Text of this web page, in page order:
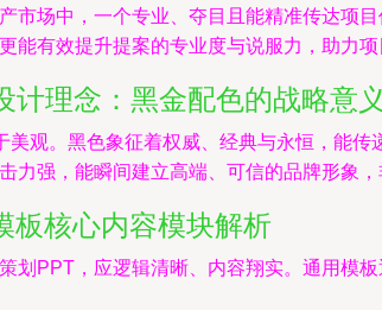
市场中，一个专业、夺目且能精准传达项
能有效提升提案的专业度与说服力，助力项
计理念：黑金配色的战略意义
美观。黑色象征着权威、经典与永恒，能
力强，能瞬间建立高端、可信的品牌形象
板核心内容模块解析
划PPT，应逻辑清晰、内容翔实。通用模板